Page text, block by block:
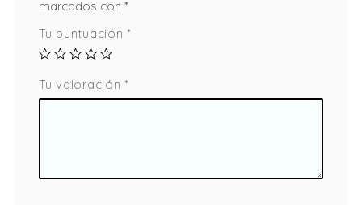
marcados con *
Tu puntuación*
Tu valoración*